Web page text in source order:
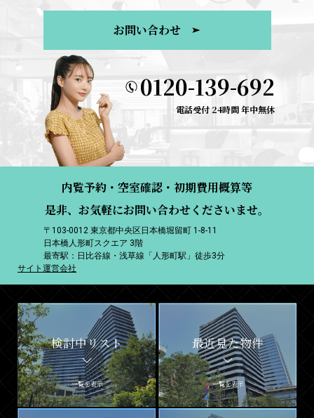
お問い合わせ
0120-139-692
電話受付 24時間 年中無休
内覧予約・空室確認・初期費用概算等
是非、お気軽にお問い合わせくださいませ。
〒103-0012 東京都中央区日本橋堀留町 1-8-11
日本橋人形町スクエア 3階
最寄駅：日比谷線・浅草線「人形町駅」徒歩3分
サイト運営会社
検討中リスト
一覧を表示
最近見た物件
一覧を表示